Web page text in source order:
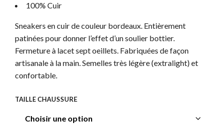
100% Cuir
Sneakers en cuirde couleur bordeaux. Entièrement
patinées pour donner l’effet d’un soulier bottier.
Fermeture à lacet sept oeillets. Fabriquées de façon
artisanale à la main. Semelles très légère (extralight) et
confortable.
TAILLE CHAUSSURE